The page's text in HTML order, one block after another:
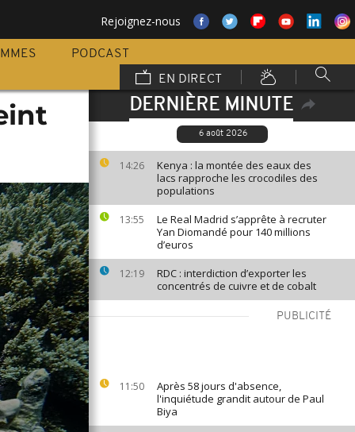
Rejoignez-nous
PODCAST
EN DIRECT
DERNIÈRE MINUTE
6 août 2026
14:26
Kenya : la montée des eaux des
lacs rapproche les crocodiles des
populations
13:55
Le Real Madrid s’apprête à recruter
Yan Diomandé pour 140 millions
d’euros
12:19
RDC : interdiction d’exporter les
concentrés de cuivre et de cobalt
PUBLICITÉ
11:50
Après 58 jours d'absence,
l'inquiétude grandit autour de Paul
Biya